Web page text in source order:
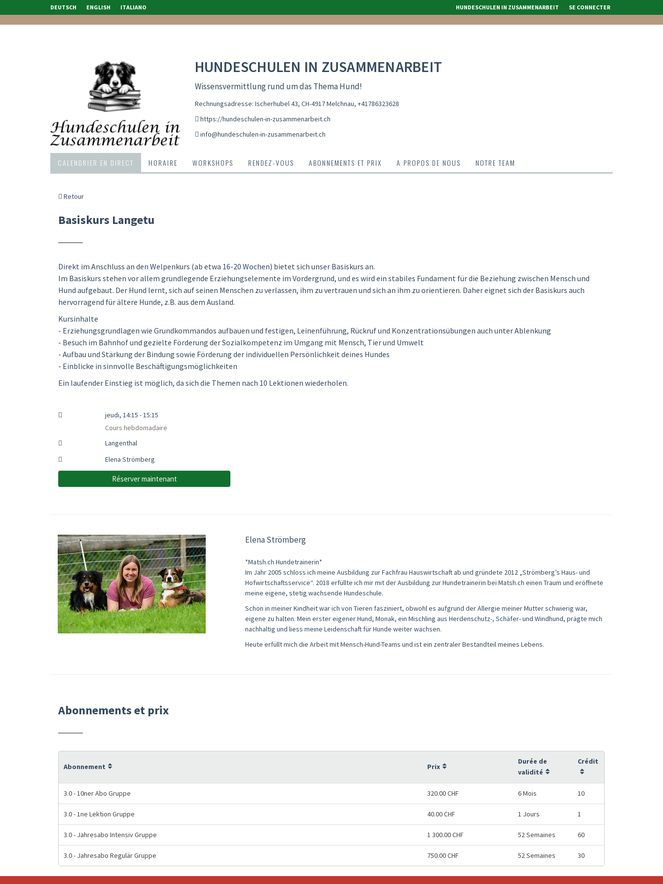
DEUTSCH ENGLISH ITALIANO HUNDESCHULEN IN ZUSAMMENARBEIT SE CONNECTER
HUNDESCHULEN IN ZUSAMMENARBEIT
Wissensvermittlung rund um das Thema Hund!
Rechnungsadresse: Ischerhubel 43, CH-4917 Melchnau, +41786323628
https://hundeschulen-in-zusammenarbeit.ch
info@hundeschulen-in-zusammenarbeit.ch
CALENDRIER EN DIRECT HORAIRE WORKSHOPS RENDEZ-VOUS ABONNEMENTS ET PRIX A PROPOS DE NOUS NOTRE TEAM
Retour
Basiskurs Langetu
Direkt im Anschluss an den Welpenkurs (ab etwa 16-20 Wochen) bietet sich unser Basiskurs an.
Im Basiskurs stehen vor allem grundlegende Erziehungselemente im Vordergrund, und es wird ein stabiles Fundament für die Beziehung zwischen Mensch und
Hund aufgebaut. Der Hund lernt, sich auf seinen Menschen zu verlassen, ihm zu vertrauen und sich an ihm zu orientieren. Daher eignet sich der Basiskurs auch
hervorragend für ältere Hunde, z.B. aus dem Ausland.
Kursinhalte
- Erziehungsgrundlagen wie Grundkommandos aufbauen und festigen, Leinenführung, Rückruf und Konzentrationsübungen auch unter Ablenkung
- Besuch im Bahnhof und gezielte Förderung der Sozialkompetenz im Umgang mit Mensch, Tier und Umwelt
- Aufbau und Stärkung der Bindung sowie Förderung der individuellen Persönlichkeit deines Hundes
- Einblicke in sinnvolle Beschäftigungsmöglichkeiten
Ein laufender Einstieg ist möglich, da sich die Themen nach 10 Lektionen wiederholen.
jeudi, 14:15 - 15:15
Cours hebdomadaire
Langenthal
Elena Strömberg
Réserver maintenant
Elena Strömberg
*Matsh.ch Hundetrainerin*
Im Jahr 2005 schloss ich meine Ausbildung zur Fachfrau Hauswirtschaft ab und gründete 2012 „Strömberg’s Haus- und
Hofwirtschaftsservice“. 2018 erfüllte ich mir mit der Ausbildung zur Hundetrainerin bei Matsh.ch einen Traum und eröffnete
meine eigene, stetig wachsende Hundeschule.
Schon in meiner Kindheit war ich von Tieren fasziniert, obwohl es aufgrund der Allergie meiner Mutter schwierig war,
eigene zu halten. Mein erster eigener Hund, Monak, ein Mischling aus Herdenschutz-, Schäfer- und Windhund, prägte mich
nachhaltig und liess meine Leidenschaft für Hunde weiter wachsen.
Heute erfüllt mich die Arbeit mit Mensch-Hund-Teams und ist ein zentraler Bestandteil meines Lebens.
Abonnements et prix
Abonnement Prix
Durée de
validité
Crédit
3.0 - 10ner Abo Gruppe 320.00 CHF 6 Mois 10
3.0 - 1ne Lektion Gruppe 40.00 CHF 1 Jours 1
3.0 - Jahresabo Intensiv Gruppe 1 300.00 CHF 52 Semaines 60
3.0 - Jahresabo Regulär Gruppe 750.00 CHF 52 Semaines 30